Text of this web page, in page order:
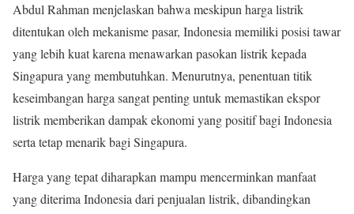
Abdul Rahman menjelaskan bahwa meskipun harga listrik
ditentukan oleh mekanisme pasar, Indonesia memiliki posisi tawar
yang lebih kuat karena menawarkan pasokan listrik kepada
Singapura yang membutuhkan. Menurutnya, penentuan titik
keseimbangan harga sangat penting untuk memastikan ekspor
listrik memberikan dampak ekonomi yang positif bagi Indonesia
serta tetap menarik bagi Singapura.
Harga yang tepat diharapkan mampu mencerminkan manfaat
yang diterima Indonesia dari penjualan listrik, dibandingkan